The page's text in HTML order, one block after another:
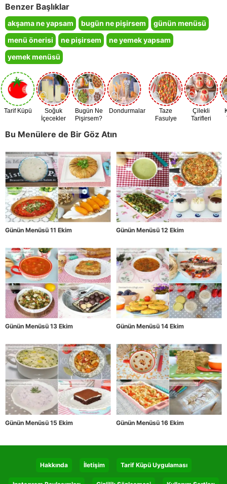
Benzer Başlıklar
akşama ne yapsam bugün ne pişirsem
günün menüsü
menü önerisi
ne pişirsem
ne yemek yapsam
yemek menüsü
Tarif Küpü
Soğuk
İçecekler
Bugün Ne
Pişirsem?
Dondurmalar
Taze
Fasulye
Çilekli
Tarifleri
Bu Menülere de Bir Göz Atın
Günün Menüsü 11 Ekim Günün Menüsü 12 Ekim
Günün Menüsü 13 Ekim Günün Menüsü 14 Ekim
Günün Menüsü 15 Ekim Günün Menüsü 16 Ekim
Hakkında İletişim Tarif Küpü Uygulaması